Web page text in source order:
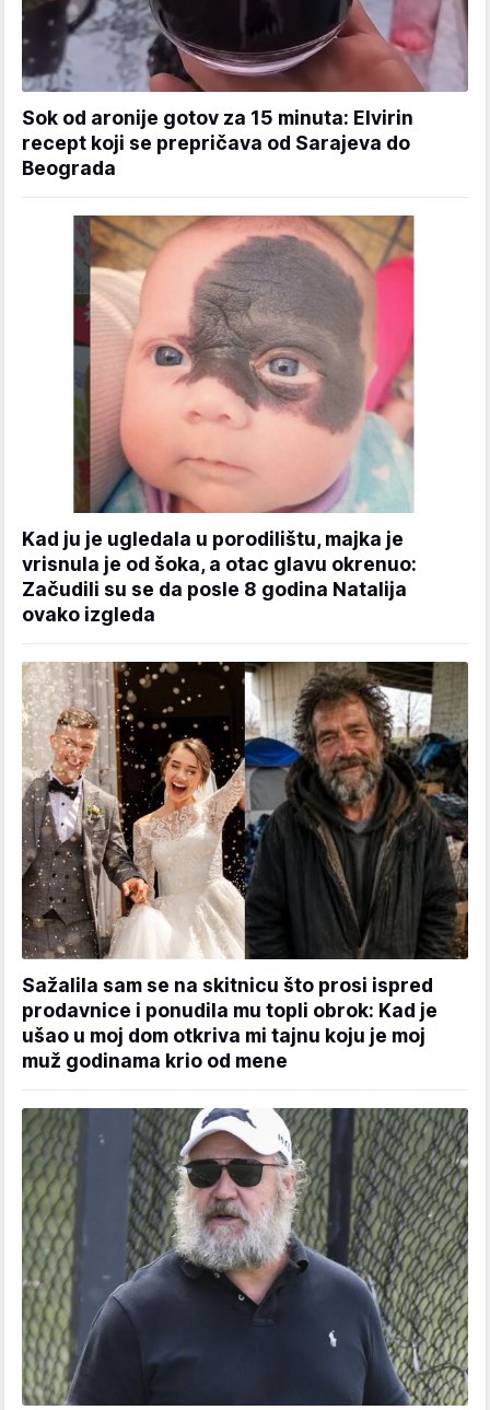
Sok od aronije gotov za 15 minuta: Elvirin
recept koji se prepričava od Sarajeva do
Beograda
Kad ju je ugledala u porodilištu, majka je
vrisnula je od šoka, a otac glavu okrenuo:
Začudili su se da posle 8 godina Natalija
ovako izgleda
Sažalila sam se na skitnicu što prosi ispred
prodavnice i ponudila mu topli obrok: Kad je
ušao u moj dom otkriva mi tajnu koju je moj
muž godinama krio od mene